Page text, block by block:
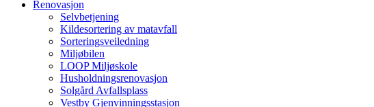
Renovasjon
Selvbetjening
Kildesortering av matavfall
Sorteringsveiledning
Miljøbilen
LOOP Miljøskole
Husholdningsrenovasjon
Solgård Avfallsplass
Vestby Gjenvinningsstasjon